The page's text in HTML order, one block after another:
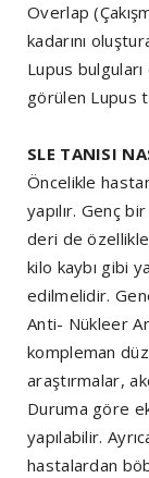
Overlap
kadarını
Lupus
görülen Lupus
SLE TANISI
Öncelikle
yapılır. Genç
deri de özellikle
kilo kaybı gibi
edilmelidir.
Anti- Nükleer
kompleman
araştırmalar,
Duruma göre
yapılabilir.
hastalardan